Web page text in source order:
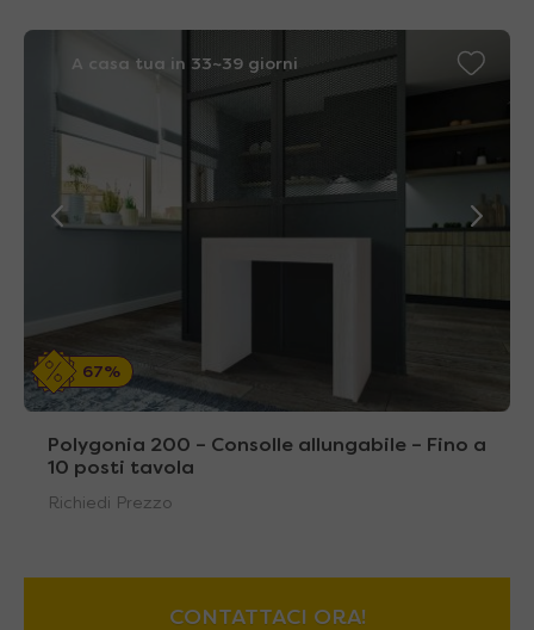
A casa tua in 33~39 giorni
67%
Polygonia 200 – Consolle allungabile – Fino a
10 posti tavola
Richiedi Prezzo
CONTATTACI ORA!